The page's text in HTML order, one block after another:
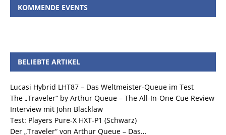
KOMMENDE EVENTS
BELIEBTE ARTIKEL
Lucasi Hybrid LHT87 – Das Weltmeister-Queue im Test
The „Traveler“ by Arthur Queue – The All-In-One Cue Review
Interview mit John Blacklaw
Test: Players Pure-X HXT-P1 (Schwarz)
Der „Traveler“ von Arthur Queue – Das…